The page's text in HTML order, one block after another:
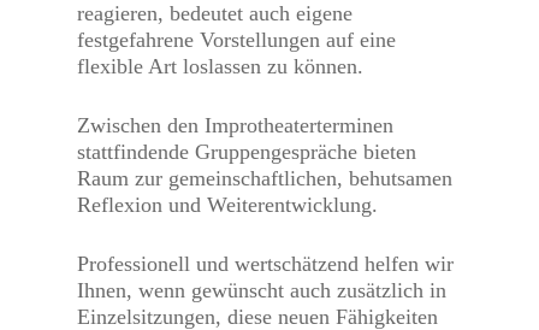
reagieren, bedeutet auch eigene
festgefahrene Vorstellungen auf eine
flexible Art loslassen zu können.
Zwischen den Improtheaterterminen
stattfindende Gruppengespräche bieten
Raum zur gemeinschaftlichen, behutsamen
Reflexion und Weiterentwicklung.
Professionell und wertschätzend helfen wir
Ihnen, wenn gewünscht auch zusätzlich in
Einzelsitzungen, diese neuen Fähigkeiten